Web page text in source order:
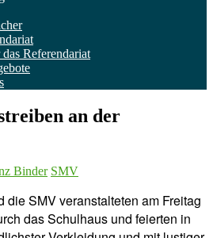
Referendariat
an der
Binder SMV
die SMV veranstalteten am Freitag
das Schulhaus und feierten in